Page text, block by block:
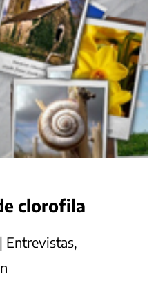
clorofila
Entrevistas,